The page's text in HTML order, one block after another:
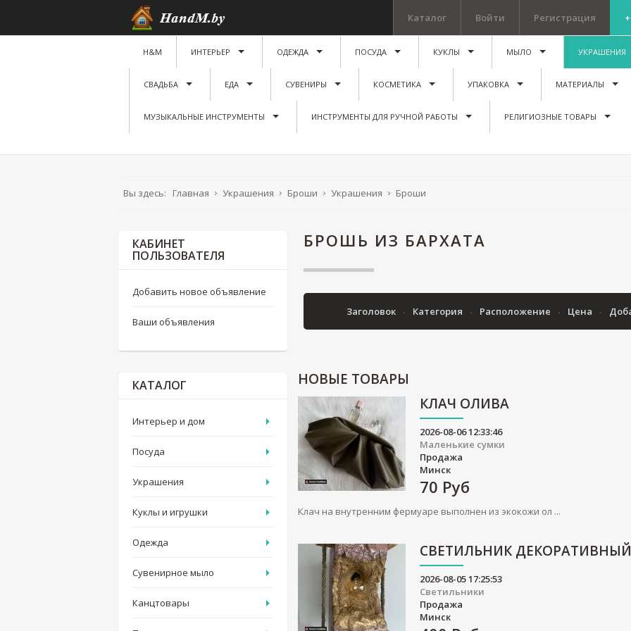
Каталог Войти Регистрация
H&M ИНТЕРЬЕР ОДЕЖДА ПОСУДА КУКЛЫ МЫЛО УКРАШЕНИЯ
СВАДЬБА ЕДА СУВЕНИРЫ КОСМЕТИКА УПАКОВКА МАТЕРИАЛЫ
МУЗЫКАЛЬНЫЕ ИНСТРУМЕНТЫ ИНСТРУМЕНТЫ ДЛЯ РУЧНОЙ РАБОТЫ РЕЛИГИОЗНЫЕ ТОВАРЫ
Вы здесь: Главная Украшения Броши Украшения Броши
БРОШЬ ИЗ БАРХАТА
Заголовок Категория Расположение Цена
НОВЫЕ ТОВАРЫ
КЛАЧ ОЛИВА
2026-08-06 12:33:46
Маленькие сумки
Продажа
Минск
70 Руб
Клач на внутренним фермуаре выполнен из экокожи ол ...
СВЕТИЛЬНИК ДЕКОРАТИВНЫЙ
2026-08-05 17:25:53
Светильники
Продажа
Минск
КАБИНЕТ
ПОЛЬЗОВАТЕЛЯ
Добавить новое объявление
Ваши объявления
КАТАЛОГ
Интерьер и дом
Посуда
Украшения
Куклы и игрушки
Одежда
Сувенирное мыло
Канцтовары